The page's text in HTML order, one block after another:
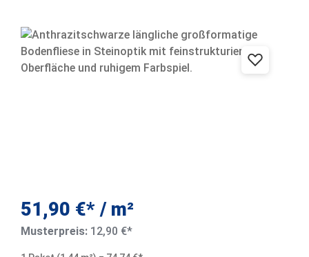
Bildergalerie überspringen
51,90 €* / m²
Musterpreis: 12,90 €*